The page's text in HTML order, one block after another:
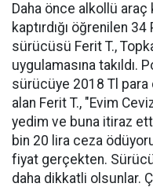
Daha önce alkollü
kaptırdığı öğrenilen 34
sürücüsü Ferit T.,
uygulamasına takıldı.
sürücüye 2018 Tl para
alan Ferit T., "Evim
yedim ve buna itiraz
bin 20 lira ceza
fiyat gerçekten.
daha dikkatli olsunlar.